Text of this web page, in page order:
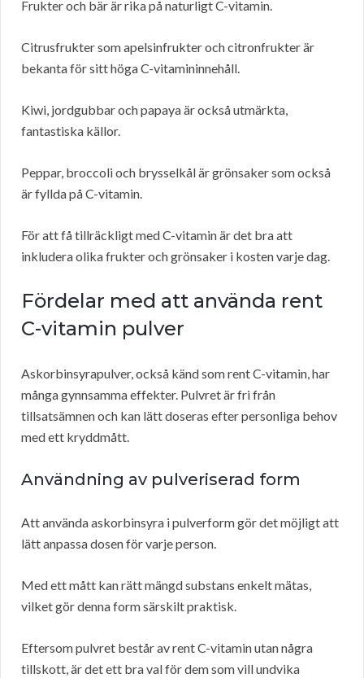
Frukter och bär är rika på naturligt C-vitamin.
Citrusfrukter som apelsinfrukter och citronfrukter är
bekanta för sitt höga C-vitamininnehåll.
Kiwi, jordgubbar och papaya är också utmärkta,
fantastiska källor.
Peppar, broccoli och brysselkål är grönsaker som också
är fyllda på C-vitamin.
För att få tillräckligt med C-vitamin är det bra att
inkludera olika frukter och grönsaker i kosten varje dag.
Fördelar med att använda rent
C-vitamin pulver
Askorbinsyrapulver, också känd som rent C-vitamin, har
många gynnsamma effekter. Pulvret är fri från
tillsatsämnen och kan lätt doseras efter personliga behov
med ett kryddmått.
Användning av pulveriserad form
Att använda askorbinsyra i pulverform gör det möjligt att
lätt anpassa dosen för varje person.
Med ett mått kan rätt mängd substans enkelt mätas,
vilket gör denna form särskilt praktisk.
Eftersom pulvret består av rent C-vitamin utan några
tillskott, är det ett bra val för dem som vill undvika